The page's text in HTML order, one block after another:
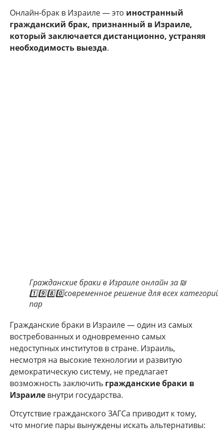
Онлайн-брак в Израиле — это иностранный
гражданский брак, признанный в Израиле,
который заключается дистанционно, устраняя
необходимость выезда.
Гражданские браки в Израиле онлайн за ₪
1️⃣9️⃣8️⃣0️⃣современное решение для всех
пар
Гражданские браки в Израиле — один из самых
востребованных и одновременно самых
недоступных институтов в стране. Израиль,
несмотря на высокие технологии и развитую
демократическую систему, не предлагает
возможность заключить гражданские браки в
Израиле внутри государства.
Отсутствие гражданского ЗАГСа приводит к тому,
что многие пары вынуждены искать альтернативы: